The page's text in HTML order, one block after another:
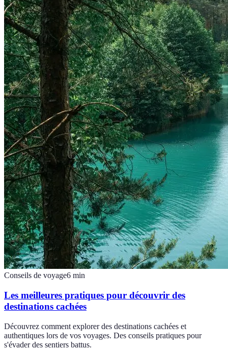
Conseils de voyage6 min
Les meilleures pratiques pour découvrir des
destinations cachées
Découvrez comment explorer des destinations cachées et
authentiques lors de vos voyages. Des conseils pratiques pour
s'évader des sentiers battus.